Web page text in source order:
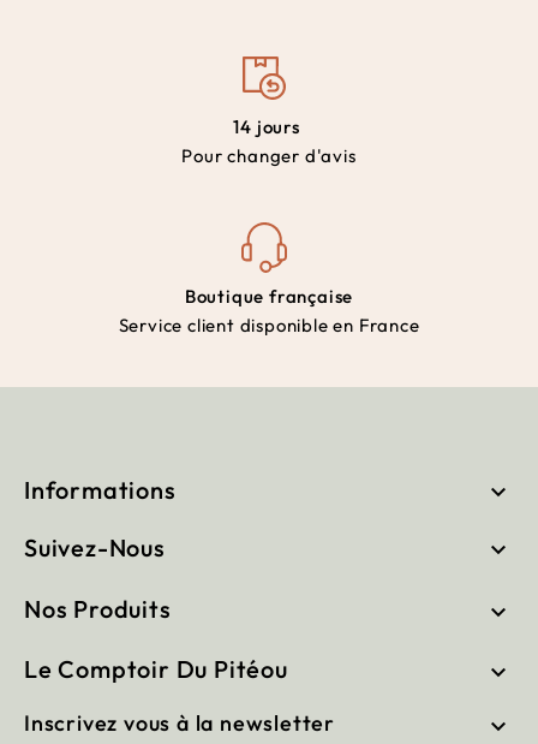
14 jours
Pour changer d'avis
Boutique française
Service client disponible en France
Informations 
Suivez-Nous 
Nos Produits 
Le Comptoir Du Pitéou 
Inscrivez vous à la newsletter 